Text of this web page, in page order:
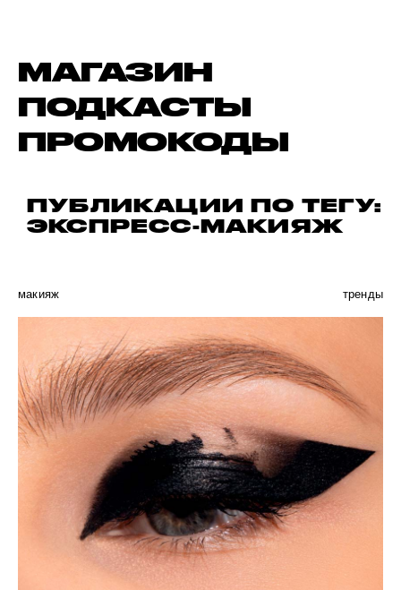
МАГАЗИН
ПОДКАСТЫ
ПРОМОКОДЫ
ПУБЛИКАЦИИ ПО ТЕГУ:
ЭКСПРЕСС-МАКИЯЖ
макияж тренды